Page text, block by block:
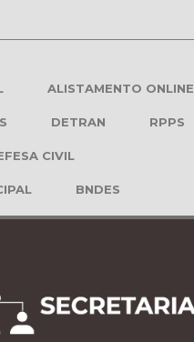
ALISTAMENTO ONLINE
DETRAN RPPS
CIVIL
BNDES